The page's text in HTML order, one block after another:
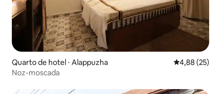
Quarto de hotel ⋅ Alappuzha 4,88 de uma
4,88 (25)
Noz-moscada